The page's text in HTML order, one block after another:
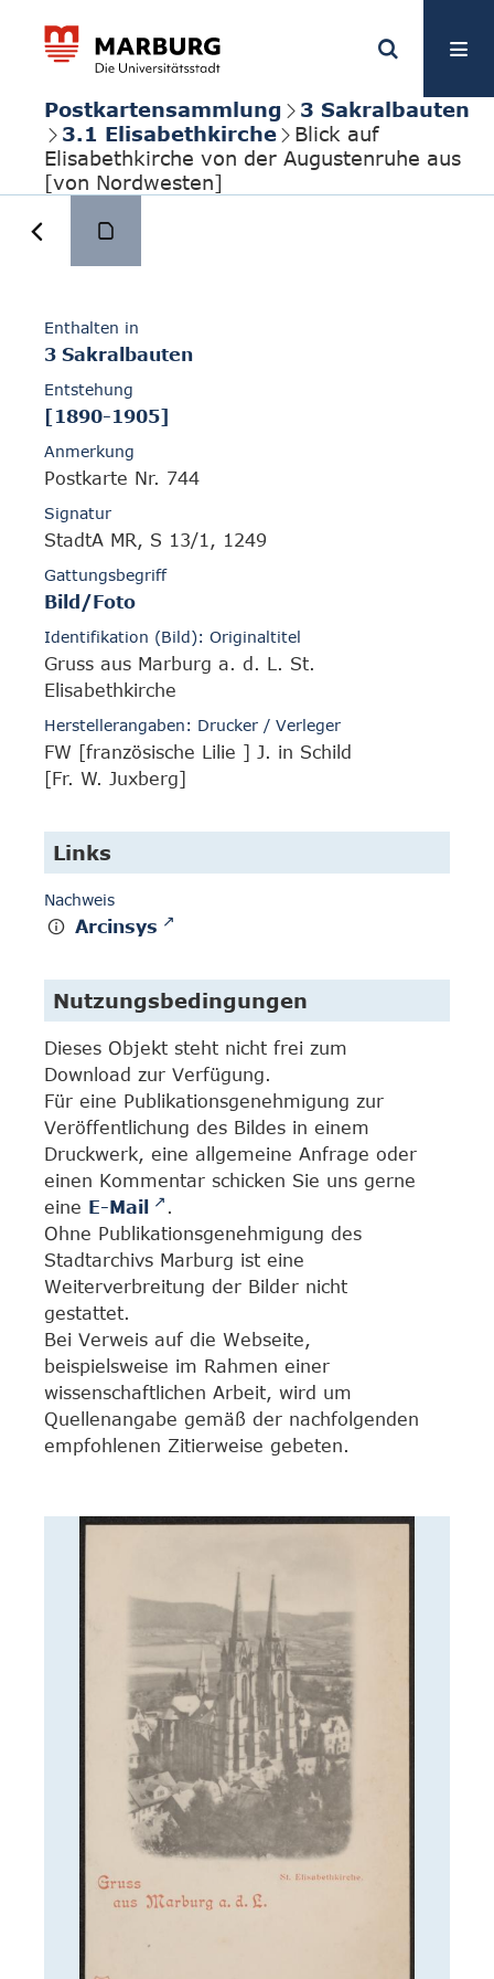
Postkartensammlung
3 Sakralbauten
3.1 Elisabethkirche
Blick auf
Elisabethkirche von der Augustenruhe aus
[von Nordwesten]
Enthalten in
3 Sakralbauten
Entstehung
[1890-1905]
Anmerkung
Postkarte Nr. 744
Signatur
StadtA MR, S 13/1, 1249
Gattungsbegriff
Bild/Foto
Identifikation (Bild): Originaltitel
Gruss aus Marburg a. d. L. St.
Elisabethkirche
Herstellerangaben: Drucker / Verleger
FW [französische Lilie ] J. in Schild
[Fr. W. Juxberg]
Links
Nachweis
Arcinsys
Nutzungsbedingungen
Dieses Objekt steht nicht frei zum
Download zur Verfügung.
Für eine Publikationsgenehmigung zur
Veröffentlichung des Bildes in einem
Druckwerk, eine allgemeine Anfrage oder
einen Kommentar schicken Sie uns gerne
eine E-Mail
.
Ohne Publikationsgenehmigung des
Stadtarchivs Marburg ist eine
Weiterverbreitung der Bilder nicht
gestattet.
Bei Verweis auf die Webseite,
beispielsweise im Rahmen einer
wissenschaftlichen Arbeit, wird um
Quellenangabe gemäß der nachfolgenden
empfohlenen Zitierweise gebeten.